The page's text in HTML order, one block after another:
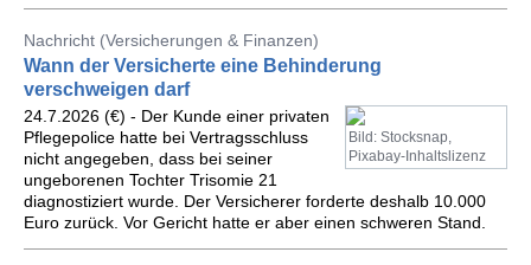
Nachricht (Versicherungen & Finanzen)
Wann der Versicherte eine Behinderung
verschweigen darf
Bild: Stocksnap,
Pixabay-Inhaltslizenz
24.7.2026 (€) - Der Kunde einer privaten
Pflegepolice hatte bei Vertragsschluss
nicht angegeben, dass bei seiner
ungeborenen Tochter Trisomie 21
diagnostiziert wurde. Der Versicherer forderte deshalb 10.000
Euro zurück. Vor Gericht hatte er aber einen schweren Stand.